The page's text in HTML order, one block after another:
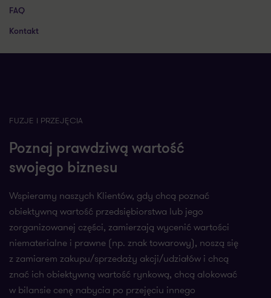
FAQ
Kontakt
FUZJE I PRZEJĘCIA
Poznaj prawdziwą wartość
swojego biznesu
Wspieramy naszych Klientów, gdy chcą poznać
obiektywną wartość przedsiębiorstwa lub jego
zorganizowanej części, zamierzają wycenić wartości
niematerialne i prawne (np. znak towarowy), noszą się
z zamiarem zakupu/sprzedaży akcji/udziałów i chcą
znać ich obiektywną wartość rynkową, chcą alokować
w bilansie cenę nabycia po przejęciu innego